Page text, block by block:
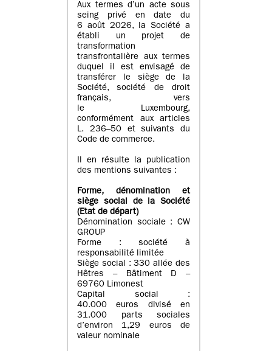
Aux termes d’un acte sous
seing privé en date du
6 août 2026, la Société a
établi un projet de
transformation
transfrontalière aux termes
duquel il est envisagé de
transférer le siège de la
Société, société de droit
français, vers
le Luxembourg,
conformément aux articles
L. 236–50 et suivants du
Code de commerce.
Il en résulte la publication
des mentions suivantes :
Forme, dénomination et
siège social de la Société
(Etatde départ)
Dénomination sociale : CW
GROUP
Forme : société à
responsabilité limitée
Siège social : 330 allée des
Hêtres – Bâtiment D –
69760 Limonest
Capital social :
40.000 euros divisé en
31.000 parts sociales
d’environ 1,29 euros de
valeur nominale